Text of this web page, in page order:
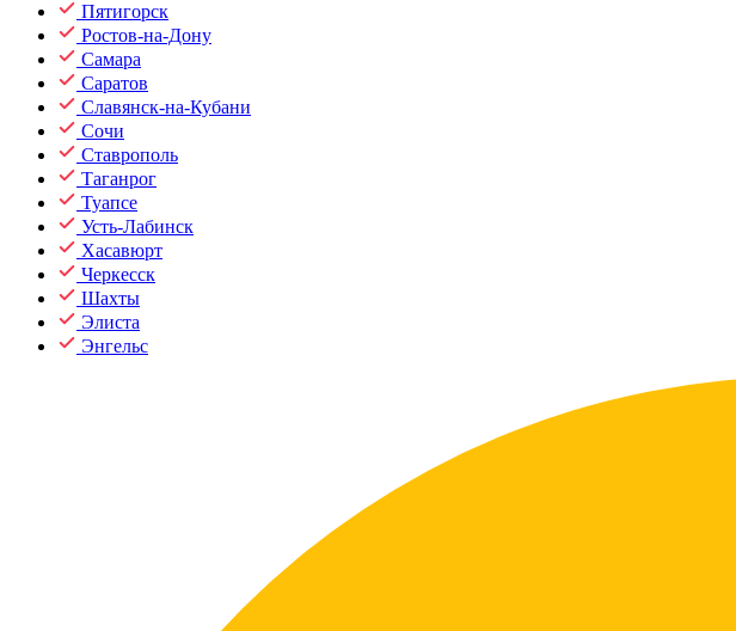
Пятигорск
Ростов-на-Дону
Самара
Саратов
Славянск-на-Кубани
Сочи
Ставрополь
Таганрог
Туапсе
Усть-Лабинск
Хасавюрт
Черкесск
Шахты
Элиста
Энгельс